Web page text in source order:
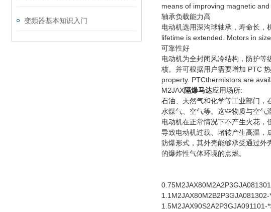
变频器基本知识入门
means of improving magnetic
轴承负载能力高
电动机选用深沟球轴承，寿命长
lifetime is extended. Motors in
可靠性好
电动机为全封闭风冷结构，防护
核。并可根据用户需要增加 PTC
property. PTCthermistors are
M2JAX隔爆马达应用场所:
石油、天然气和化学等工业部门，
水煤气、空气等。这些物质与空气
电动机在正常情况下不产生火花，
导致电动机过载、堵转产生高温，
防爆形式，其外壳能够承受通过
的爆炸性气体环境的点燃。
0.75M2JAX80M2A2P
1.1 M2JAX80M2B2P3GJA081302-
1.5M2JAX90S2A2P3GJA091101-